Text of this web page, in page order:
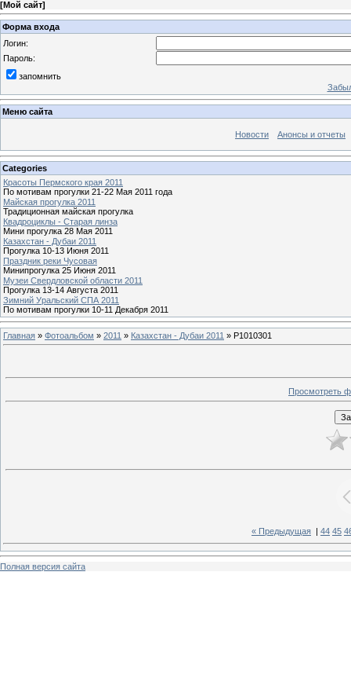
[Мой сайт]
Форма входа
Логин:
Пароль:
запомнить
Меню сайта
Новости Анонсы и отчеты
Categories
Красоты Пермского края 2011
По мотивам прогулки 21-22 Мая 2011 года
Майская прогулка 2011
Традиционная майская прогулка
Квадроциклы - Старая линза
Мини прогулка 28 Мая 2011
Казахстан - Дубаи 2011
Прогулка 10-13 Июня 2011
Праздник реки Чусовая
Минипрогулка 25 Июня 2011
Музеи Свердловской области 2011
Прогулка 13-14 Августа 2011
Зимний Уральский СПА 2011
По мотивам прогулки 10-11 Декабря 2011
Главная » Фотоальбом » 2011 » Казахстан - Дубаи 2011 » P1010301
Просмотреть
« Предыдущая 44 45
Полная версия сайта